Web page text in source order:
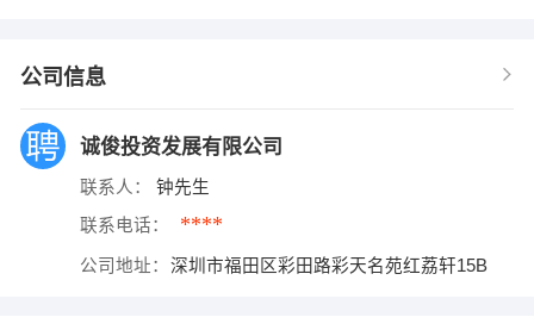
公司信息
诚俊投资发展有限公司
联系人： 钟先生
联系电话： ****
公司地址： 深圳市福田区彩田路彩天名苑红荔轩15B